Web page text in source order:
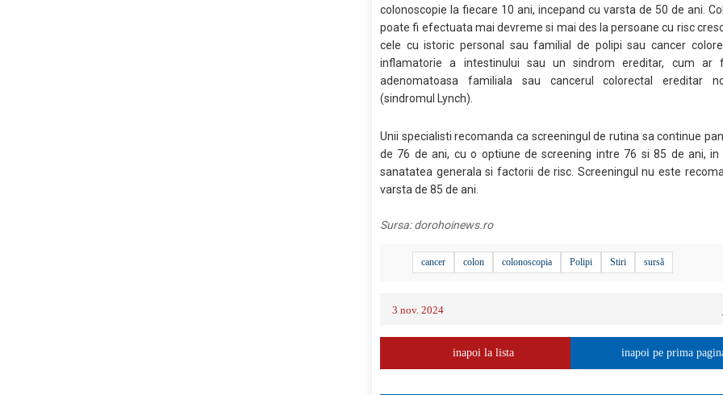
colonoscopie la fiecare 10 ani, incepand cu varsta de 50 de ani.
poate fi efectuata mai devreme si mai des la persoane cu risc
cele cu istoric personal sau familial de polipi sau cancer
inflamatorie a intestinului sau un sindrom ereditar, cum ar
adenomatoasa familiala sau cancerul colorectal ereditar
(sindromul Lynch).
Unii specialisti recomanda ca screeningul de rutina sa continue
de 76 de ani, cu o optiune de screening intre 76 si 85 de ani,
sanatatea generala si factorii de risc. Screeningul nu este
varsta de 85 de ani.
Sursa:dorohoinews.ro
cancer colon colonoscopia Polipi Stiri sursă
3 nov. 2024
inapoi la lista inapoi pe prima